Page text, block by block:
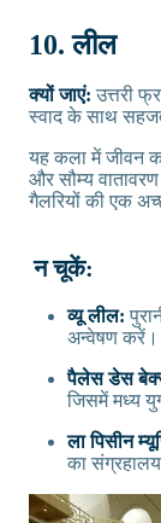
10. लील
क्यों जाएं:उत्तरी
स्वाद के साथ
यह कला में जीवन
और सौम्य
गैलरियों की एक
न चूकें:
व्यू लील:
अन्वेषण करें।
पैलेस डेस
जिसमें मध्य
ला पिसीन
का